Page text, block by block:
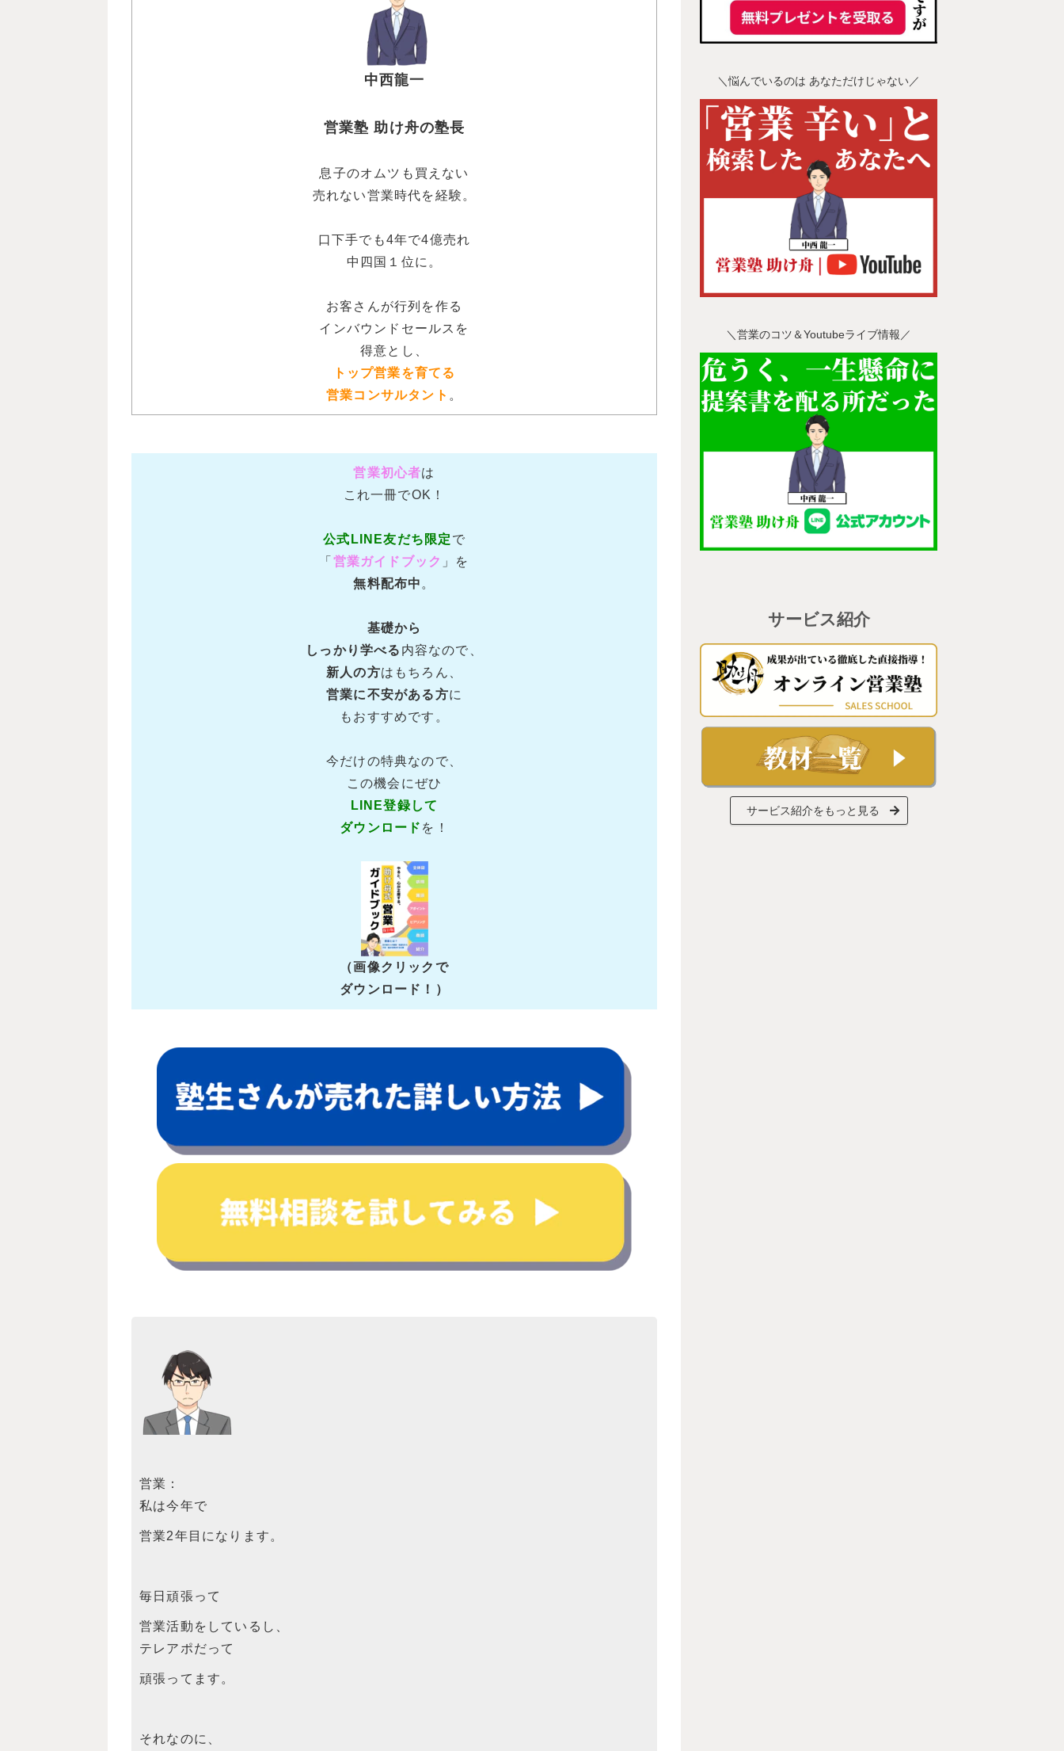
中西龍一
営業塾 助け舟の塾長
息子のオムツも買えない
売れない営業時代を経験。
口下手でも4年で4億売れ
中四国１位に。
お客さんが行列を作る
インバウンドセールスを
得意とし、
トップ営業を育てる
営業コンサルタント 。
営業初心者は
これ一冊でOK！
公式LINE友だち限定 で
「 営業ガイドブック 」を
無料配布中 。
基礎から
しっかり学べる 内容なので、
新人の方はもちろん、
営業に不安がある方に
もおすすめです。
今だけの特典なので、
この機会にぜひ
LINE登録して
ダウンロード を！
（画像クリックで
ダウンロード！）
営業：
私は今年で
営業2年目になります。
毎日頑張って
営業活動をしているし、
テレアポだって
頑張ってます。
それなのに、
＼悩んでいるのは あなただけじゃない／
＼営業のコツ＆Youtubeライブ情報／
サービス紹介
サービス紹介をもっと見る